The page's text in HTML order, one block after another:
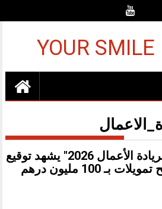
YOUR SMILE
￼￼￼￼”الشارقة لريادة الأعمال 2026″ يشهد توقيع
17 مذكرة تفاهم ويتيح تمويلات بـ 100 مليون درهم